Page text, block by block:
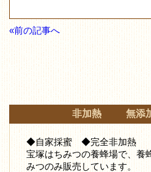
«前の記事へ
非加熱 無添
◆自家採蜜 ◆完全非加熱
宝塚はちみつの養蜂場で、養
みつのみ販売しています。